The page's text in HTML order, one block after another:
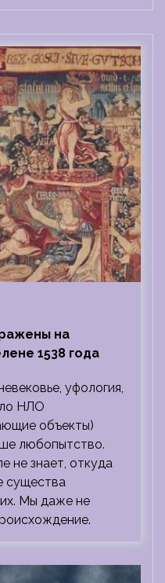
на
1538 года
уфология,
НЛО
объекты)
любопытство.
не знает, откуда
существа
Мы даже не